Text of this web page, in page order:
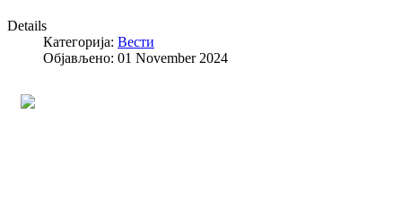
Details
Категорија: Вести
Објављено: 01 November 2024